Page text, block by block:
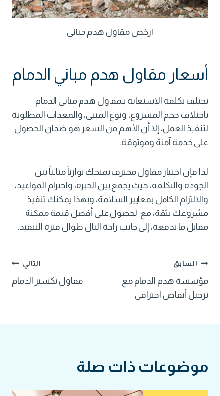
ارخص مقاول هدم مباني
أسعار مقاول هدم مباني الدمام
تختلف تكلفة الاستعانة بـمقاول هدم مباني الدمام
باختلاف حجم المشروع، ونوع المبنى، والمعدات المطلوبة
لتنفيذ العمل، إلا أن الأهم من السعر هو ضمان الحصول
على خدمة آمنة وموثوقة.
لذا فإن اختيار مقاول محترف يمنحك توازناً مثالياً بين
الجودة والتكلفة، حيث يجمع بين الخبرة، واحترام المواعيد،
والالتزام الكامل بمعايير السلامة، وبهذا يمكنك تنفيذ
مشروعك بثقة، مع الحصول على أفضل قيمة ممكنة
مقابل ما تدفعه، إلى جانب راحة البال طوال فترة التنفيذ.
تصفّح
المقالات
السابق
مؤسسة هدم الدمام مع
ترحيل أنقاض احترافي
التالي
مقاول تكسير الدمام
موضوعات ذات صلة